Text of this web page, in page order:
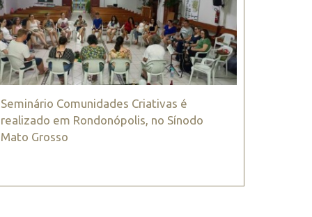
Seminário Comunidades Criativas é
realizado em Rondonópolis, no Sínodo
Mato Grosso